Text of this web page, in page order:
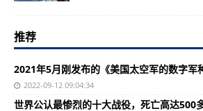
推荐
2021年5月刚发布的《美国太空军的数字军
2022-09-12 09:04:34
世界公认最惨烈的十大战役，死亡高达500多